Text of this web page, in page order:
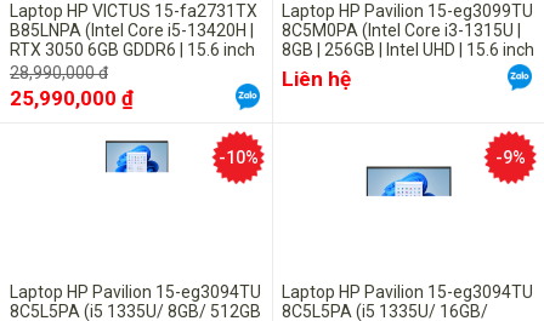
Hiệu năng
Laptop HP VICTUS 15-fa2731TX
B85LNPA (Intel Core i5-13420H |
RTX 3050 6GB GDDR6 | 15.6 inch
FHD 144Hz | 16GB | 512GB | Win
11 | Đen)
28,990,000 đ
25,990,000 ₫
Laptop HP Pavilion 15-eg3099TU
8C5M0PA (Intel Core i3-1315U |
8GB | 256GB | Intel UHD | 15.6 inch
FHD | Win 11 | BẠC) - Vỏ nhôm,
chính hãng
Liên hệ
Laptop HP Pavilion 15-eg3094TU
8C5L5PA (i5 1335U/ 8GB/ 512GB
-10%
Laptop HP Pavilion 15-eg3094TU
8C5L5PA (i5 1335U/ 16GB/
-9%